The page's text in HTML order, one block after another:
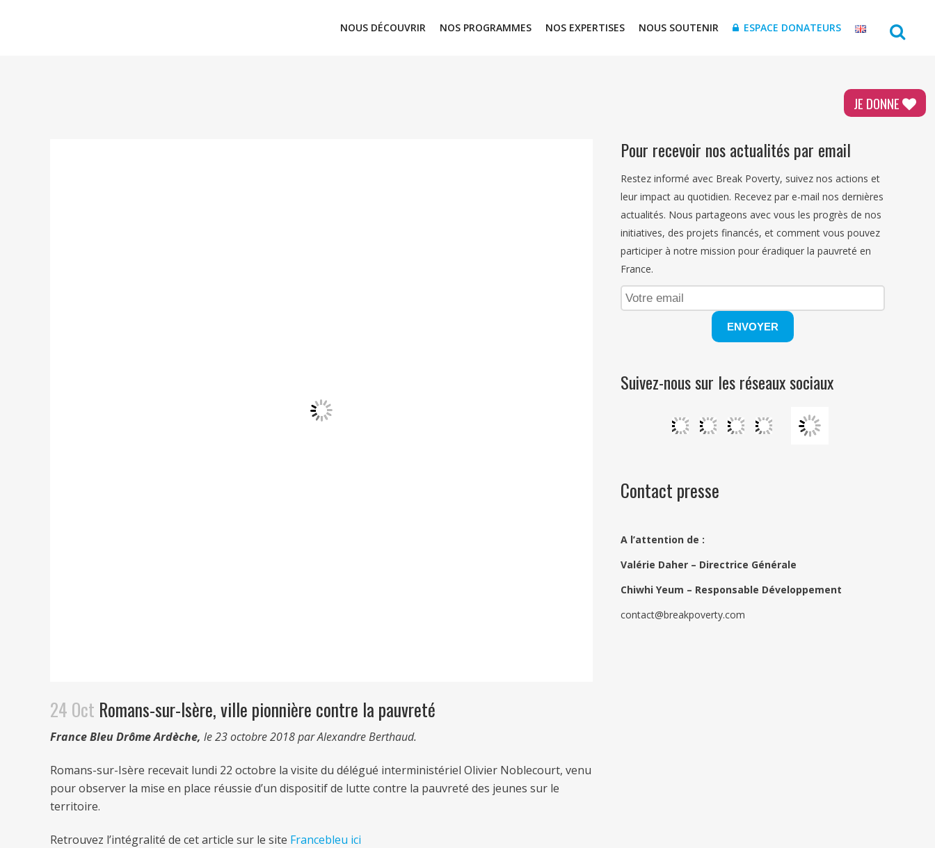
JE DONNE
NOUS DÉCOUVRIR NOS PROGRAMMES NOS EXPERTISES NOUS SOUTENIR ESPACE DONATEURS
24 Oct Romans-sur-Isère, ville pionnière contre la pauvreté
France Bleu Drôme Ardèche, le 23 octobre 2018 par Alexandre Berthaud.
Romans-sur-Isère recevait lundi 22 octobre la visite du délégué interministériel Olivier Noblecourt, venu
pour observer la mise en place réussie d’un dispositif de lutte contre la pauvreté des jeunes sur le
territoire.
Retrouvez l’intégralité de cet article sur le site Francebleu ici
Pour recevoir nos actualités par email
Restez informé avec Break Poverty, suivez nos actions et
leur impact au quotidien. Recevez par e-mail nos dernières
actualités. Nous partageons avec vous les progrès de nos
initiatives, des projets financés, et comment vous pouvez
participer à notre mission pour éradiquer la pauvreté en
France.
Suivez-nous sur les réseaux sociaux
Contact presse
A l’attention de :
Valérie Daher – Directrice Générale
Chiwhi Yeum – Responsable Développement
contact@breakpoverty.com